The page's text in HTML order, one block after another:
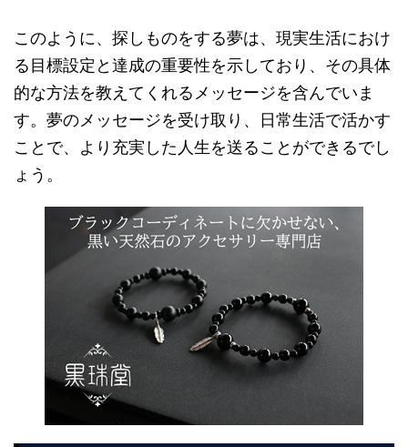
このように、探しものをする夢は、現実生活におけ
る目標設定と達成の重要性を示しており、その具体
的な方法を教えてくれるメッセージを含んでいま
す。夢のメッセージを受け取り、日常生活で活かす
ことで、より充実した人生を送ることができるでし
ょう。